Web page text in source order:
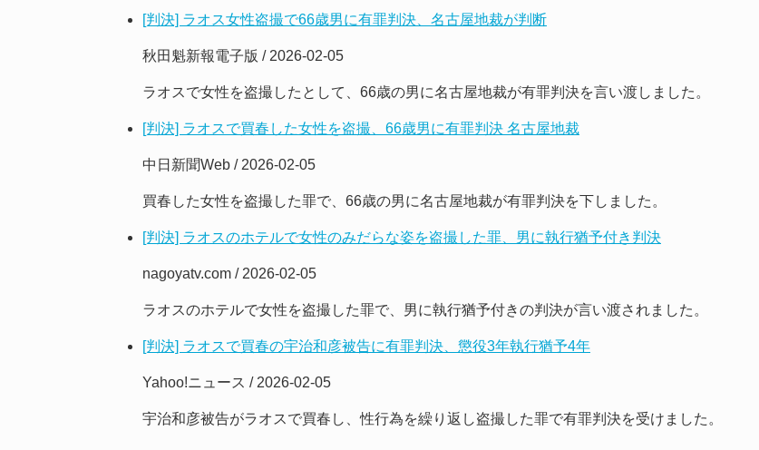
[判決] ラオス女性盗撮で66歳男に有罪判決、名古屋地裁が判断
秋田魁新報電子版 / 2026-02-05
ラオスで女性を盗撮したとして、66歳の男に名古屋地裁が有罪判決を言い渡しました。
[判決] ラオスで買春した女性を盗撮、66歳男に有罪判決 名古屋地裁
中日新聞Web / 2026-02-05
買春した女性を盗撮した罪で、66歳の男に名古屋地裁が有罪判決を下しました。
[判決] ラオスのホテルで女性のみだらな姿を盗撮した罪、男に執行猶予付き判決
nagoyatv.com / 2026-02-05
ラオスのホテルで女性を盗撮した罪で、男に執行猶予付きの判決が言い渡されました。
[判決] ラオスで買春の宇治和彦被告に有罪判決、懲役3年執行猶予4年
Yahoo!ニュース / 2026-02-05
宇治和彦被告がラオスで買春し、性行為を繰り返し盗撮した罪で有罪判決を受けました。